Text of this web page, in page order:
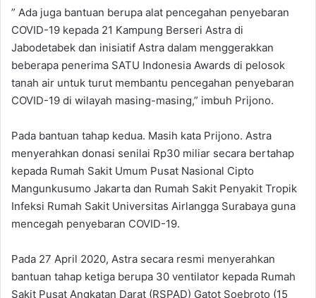
” Ada juga bantuan berupa alat pencegahan penyebaran
COVID-19 kepada 21 Kampung Berseri Astra di
Jabodetabek dan inisiatif Astra dalam menggerakkan
beberapa penerima SATU Indonesia Awards di pelosok
tanah air untuk turut membantu pencegahan penyebaran
COVID-19 di wilayah masing-masing,” imbuh Prijono.
Pada bantuan tahap kedua. Masih kata Prijono. Astra
menyerahkan donasi senilai Rp30 miliar secara bertahap
kepada Rumah Sakit Umum Pusat Nasional Cipto
Mangunkusumo Jakarta dan Rumah Sakit Penyakit Tropik
Infeksi Rumah Sakit Universitas Airlangga Surabaya guna
mencegah penyebaran COVID-19.
Pada 27 April 2020, Astra secara resmi menyerahkan
bantuan tahap ketiga berupa 30 ventilator kepada Rumah
Sakit Pusat Angkatan Darat (RSPAD) Gatot Soebroto (15